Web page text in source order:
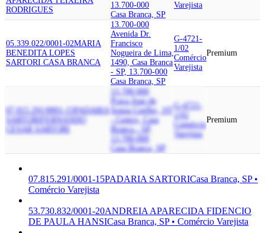
RODRIGUES
13.700-000
Casa Branca, SP
Varejista
05.339.022/0001-02MARIA
BENEDITA LOPES
SARTORI CASA BRANCA
13.700-000
Avenida Dr.
Francisco
Nogueira de Lima,
1490, Casa Branca
- SP, 13.700-000
Casa Branca, SP
G-4721-
1/02
Comércio
Varejista
Premium
07.815.291/0001-15PADARIA
SARTORI
FERNANDO
CESAR SARTORI
13.700-000
Praça Joao de
Souza Coelho, 197
- Centro, Casa
Branca - SP,
13.700-000
Casa Branca, SP
G-4721-
Comércio
Varejista
Premium
07.815.291/0001-15PADARIA SARTORICasa Branca, SP •
Comércio Varejista
53.730.832/0001-20ANDREIA APARECIDA FIDENCIO
DE PAULA HANSICasa Branca, SP • Comércio Varejista